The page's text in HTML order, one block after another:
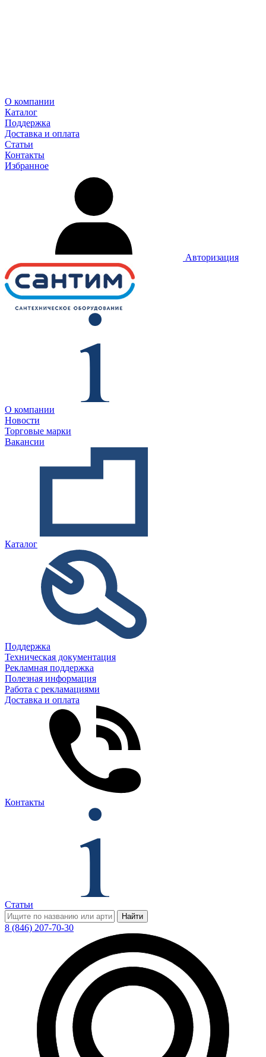
О компании
Каталог
Поддержка
Доставка и оплата
Статьи
Контакты
Избранное
Авторизация
О компании
Новости
Торговые марки
Вакансии
Каталог
Поддержка
Техническая документация
Рекламная поддержка
Полезная информация
Работа с рекламациями
Доставка и оплата
Контакты
Статьи
Найти
8 (846) 207-70-30